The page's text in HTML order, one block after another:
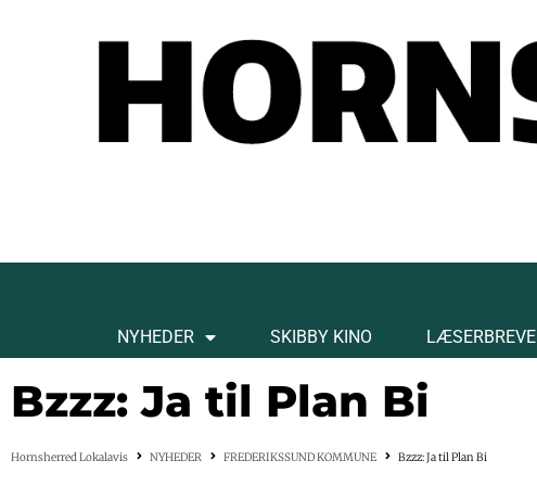
NYHEDER SKIBBY KINO LÆSERBREVE
Bzzz: Ja til Plan Bi
Hornsherred Lokalavis NYHEDER FREDERIKSSUND KOMMUNE Bzzz: Ja til Plan Bi